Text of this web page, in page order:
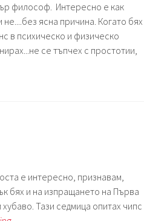
философ. Интересно е как
ясна причина. Когато бях
в психическо и физическо
се тъпчех с простотии,
е интересно, признавам,
бях и на изпращането на Първа
Тази седмица опитах чипс